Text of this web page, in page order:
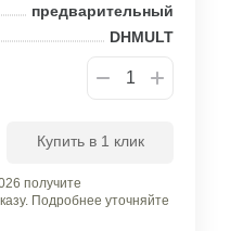
предварительный
DHMULT
Купить в 1 клик
получите
Подробнее уточняйте